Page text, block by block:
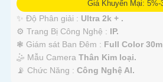
Giá Khuyến Mại: 5%-
✨ Độ Phân giải : Ultra 2k + .
⚙ Trang Bị Công Nghệ : IP.
❃ Giám sát Ban Đêm : Full Color
🤹 Mẫu Camera Thân Kim loại.
️📡 Chức Năng : Công Nghệ AI.